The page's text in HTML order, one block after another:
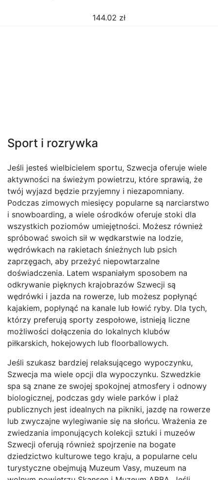
144.02 zł
Sport i rozrywka
Jeśli jesteś wielbicielem sportu, Szwecja oferuje wiele
aktywności na świeżym powietrzu, które sprawią, że
twój wyjazd będzie przyjemny i niezapomniany.
Podczas zimowych miesięcy popularne są narciarstwo
i snowboarding, a wiele ośrodków oferuje stoki dla
wszystkich poziomów umiejętności. Możesz również
spróbować swoich sił w wędkarstwie na lodzie,
wędrówkach na rakietach śnieżnych lub psich
zaprzęgach, aby przeżyć niepowtarzalne
doświadczenia. Latem wspaniałym sposobem na
odkrywanie pięknych krajobrazów Szwecji są
wędrówki i jazda na rowerze, lub możesz popłynąć
kajakiem, popłynąć na kanale lub łowić ryby. Dla tych,
którzy preferują sporty zespołowe, istnieją liczne
możliwości dołączenia do lokalnych klubów
piłkarskich, hokejowych lub floorballowych.
Jeśli szukasz bardziej relaksującego wypoczynku,
Szwecja ma wiele opcji dla wypoczynku. Szwedzkie
spa są znane ze swojej spokojnej atmosfery i odnowy
biologicznej, podczas gdy wiele parków i plaż
publicznych jest idealnych na pikniki, jazdę na rowerze
lub zwyczajne wylegiwanie się na słońcu. Wrażenia ze
zwiedzania imponujących kolekcji sztuki i muzeów
Szwecji oferują również spojrzenie na bogate
dziedzictwo kulturowe tego kraju, a popularne celu
turystyczne obejmują Muzeum Vasy, muzeum na